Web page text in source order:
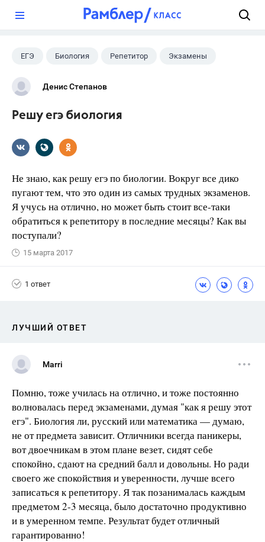
ЕГЭ Биология Репетитор Экзамены
Денис Степанов
Решу егэ биология
Не знаю, как решу егэ по биологии. Вокруг все дико
пугают тем, что это один из самых трудных экзаменов.
Я учусь на отлично, но может быть стоит все-таки
обратиться к репетитору в последние месяцы? Как вы
поступали?
15 марта 2017
1 ответ
ЛУЧШИЙ ОТВЕТ
Marri
Помню, тоже училась на отлично, и тоже постоянно
волновалась перед экзаменами, думая "как я решу этот
егэ". Биология ли, русский или математика — думаю,
не от предмета зависит. Отличники всегда паникеры,
вот двоечникам в этом плане везет, сидят себе
спокойно, сдают на средний балл и довольны. Но ради
своего же спокойствия и уверенности, лучше всего
записаться к репетитору. Я так позанималась каждым
предметом 2-3 месяца, было достаточно продуктивно
и в умеренном темпе. Результат будет отличный
гарантированно!